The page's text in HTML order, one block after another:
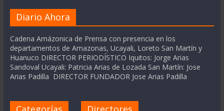
Diario Ahora
Cadena Amázonica de Prensa con presencia en los
departamentos de Amazonas, Ucayali, Loreto San Martín y
Huanuco DIRECTOR PERIODÍSTICO Iquitos: Jorge Arias
Sandoval Ucayali: Patricia Arias de Lozada San Martín: Jose
Arias Padilla DIRECTOR FUNDADOR Jose Arias Padilla